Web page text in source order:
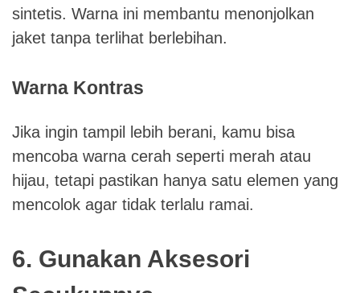
sintetis. Warna ini membantu menonjolkan
jaket tanpa terlihat berlebihan.
Warna Kontras
Jika ingin tampil lebih berani, kamu bisa
mencoba warna cerah seperti merah atau
hijau, tetapi pastikan hanya satu elemen yang
mencolok agar tidak terlalu ramai.
6. Gunakan Aksesori